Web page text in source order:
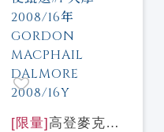
[限量] 高登麥克菲